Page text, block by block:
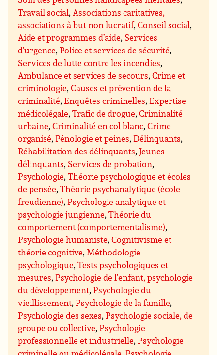
Travail social,Associations caritatives,
associations à but non lucratif,Conseil social,
Aide et programmes d’aide, Services
d’urgence,Police et services de sécurité,
Services de lutte contre les incendies,
Ambulance et services de secours,Crime et
criminologie,Causes et prévention de la
criminalité,Enquêtes criminelles,Expertise
médicolégale,Trafic de drogue,Criminalité
urbaine,Criminalité en col blanc,Crime
organisé,Pénologie et peines,Délinquants,
Réhabilitation des délinquants,Jeunes
délinquants, Services de probation,
Psychologie,Théorie psychologique et écoles
de pensée,Théorie psychanalytique (école
freudienne),Psychologie analytique et
psychologie jungienne,Théorie du
comportement (comportementalisme),
Psychologie humaniste,Cognitivisme et
théorie cognitive,Méthodologie
psychologique,Tests psychologiques et
mesures,Psychologie de l’enfant, psychologie
du développement,Psychologie du
vieillissement,Psychologie de la famille,
Psychologie des sexes,Psychologie sociale, de
groupe ou collective,Psychologie
professionnelle et industrielle,Psychologie